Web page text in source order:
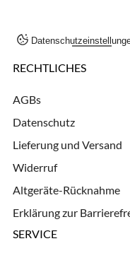
RECHTLICHES
AGBs
Datenschutz
Lieferung und Versand
Widerruf
Altgeräte-Rücknahme
Erklärung zur
SERVICE